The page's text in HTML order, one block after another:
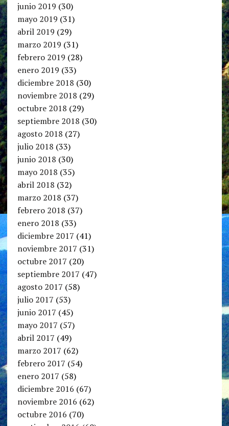
junio 2019 (30)
mayo 2019 (31)
abril 2019 (29)
marzo 2019 (31)
febrero 2019 (28)
enero 2019 (33)
diciembre 2018 (30)
noviembre 2018 (29)
octubre 2018 (29)
septiembre 2018 (30)
agosto 2018 (27)
julio 2018 (33)
junio 2018 (30)
mayo 2018 (35)
abril 2018 (32)
marzo 2018 (37)
febrero 2018 (37)
enero 2018 (33)
diciembre 2017 (41)
noviembre 2017 (31)
octubre 2017 (20)
septiembre 2017 (47)
agosto 2017 (58)
julio 2017 (53)
junio 2017 (45)
mayo 2017 (57)
abril 2017 (49)
marzo 2017 (62)
febrero 2017 (54)
enero 2017 (58)
diciembre 2016 (67)
noviembre 2016 (62)
octubre 2016 (70)